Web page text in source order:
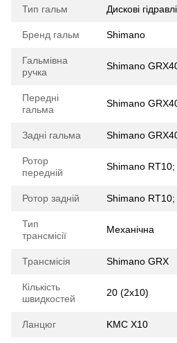
Тип гальм Дискові
Бренд гальм Shimano
Гальмівна
ручка
Shimano
Передні
гальма
Shimano
Задні гальма Shimano
Ротор
передній
Shimano
Ротор задній Shimano
Тип
трансмісії
Механічна
Трансмісія Shimano GRX
Кількість
швидкостей
20 (2x10)
Ланцюг KMC X10